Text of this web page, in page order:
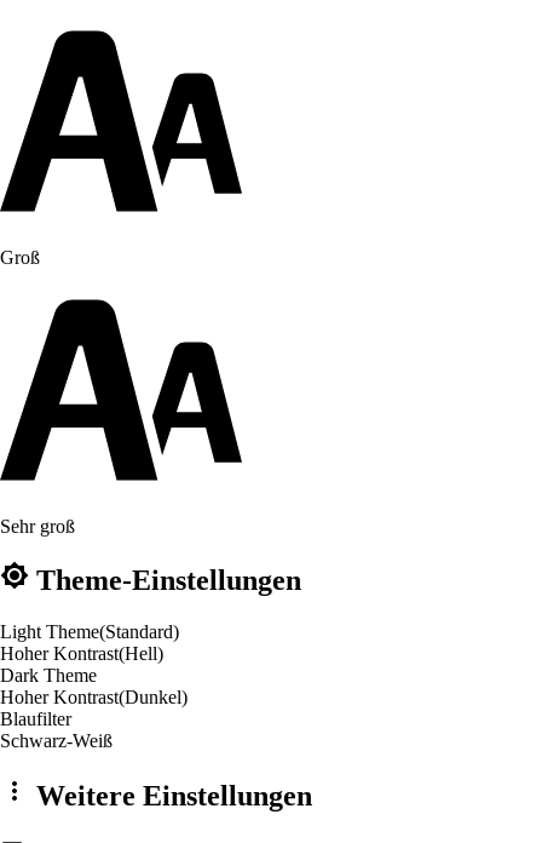
Groß
Sehr groß
Theme-Einstellungen
Light Theme(Standard)
Hoher Kontrast(Hell)
Dark Theme
Hoher Kontrast(Dunkel)
Blaufilter
Schwarz-Weiß
Weitere Einstellungen